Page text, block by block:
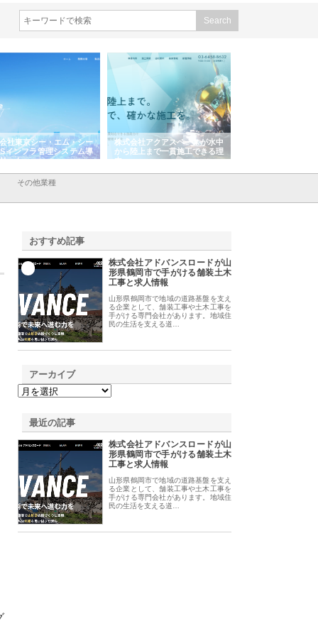
社東京シー・エム・シー
インフラ管理システム導
ット
株式会社アクアスペースが水中
から陸上まで一貫施工できる理
由
その他業種
おすすめ記事
株式会社アドバンスロードが山
形県鶴岡市で手がける舗装土木
工事と求人情報
山形県鶴岡市で地域の道路基盤を支え
る企業として、舗装工事や土木工事を
手がける専門会社があります。地域住
民の生活を支える道…
アーカイブ
最近の記事
株式会社アドバンスロードが山
形県鶴岡市で手がける舗装土木
工事と求人情報
山形県鶴岡市で地域の道路基盤を支え
る企業として、舗装工事や土木工事を
手がける専門会社があります。地域住
民の生活を支える道…